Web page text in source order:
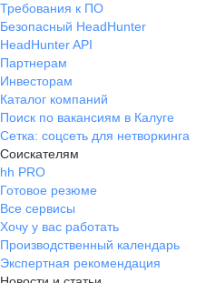
Требования к ПО
Безопасный HeadHunter
HeadHunter API
Партнерам
Инвесторам
Каталог компаний
Поиск по вакансиям в Калуге
Сетка: соцсеть для нетворкинга
Соискателям
hh PRO
Готовое резюме
Все сервисы
Хочу у вас работать
Производственный календарь
Экспертная рекомендация